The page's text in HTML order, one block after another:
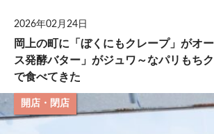
2026年02月24日
岡上の町に「ぼくにもクレープ」がオ
ス発酵バター」がジュワ～なパリもち
で食べてきた
開店・閉店